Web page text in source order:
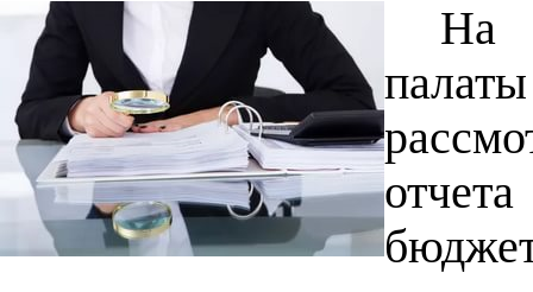
На